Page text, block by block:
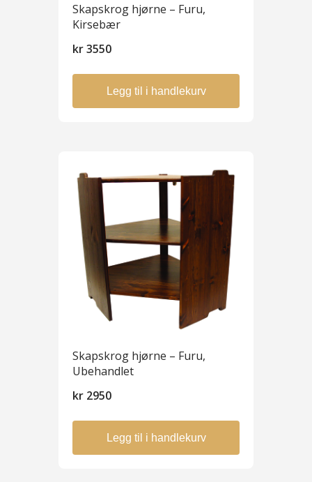
Skapskrog hjørne – Furu,
Kirsebær
kr3550
Legg til i handlekurv
Skapskrog hjørne – Furu,
Ubehandlet
kr 2950
Legg til i handlekurv